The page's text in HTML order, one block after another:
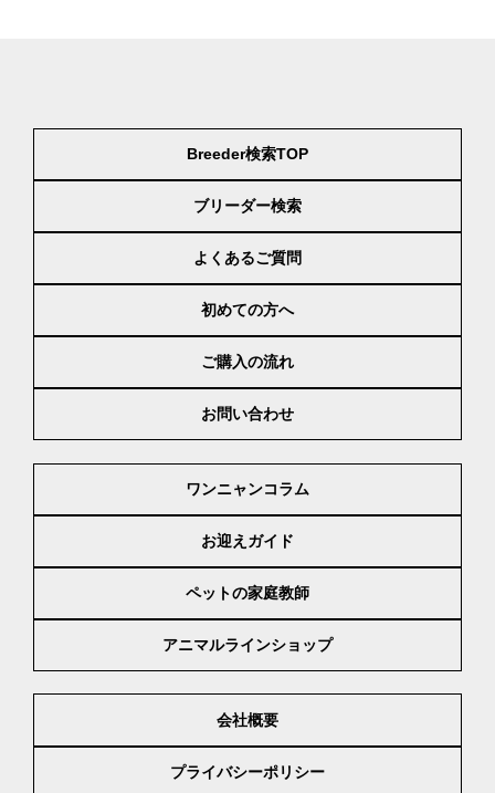
Breeder検索TOP
ブリーダー検索
よくあるご質問
初めての方へ
ご購入の流れ
お問い合わせ
ワンニャンコラム
お迎えガイド
ペットの家庭教師
アニマルラインショップ
会社概要
プライバシーポリシー